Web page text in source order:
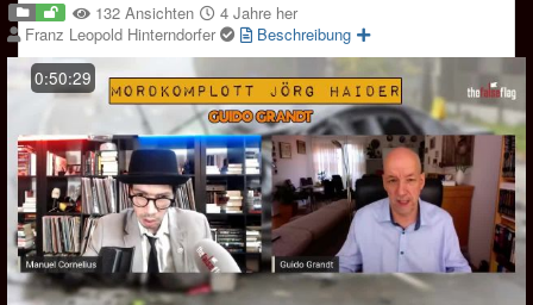
132 Ansichten
4 Jahre her
Franz Leopold Hinterndorfer
Beschreibung
0:50:29